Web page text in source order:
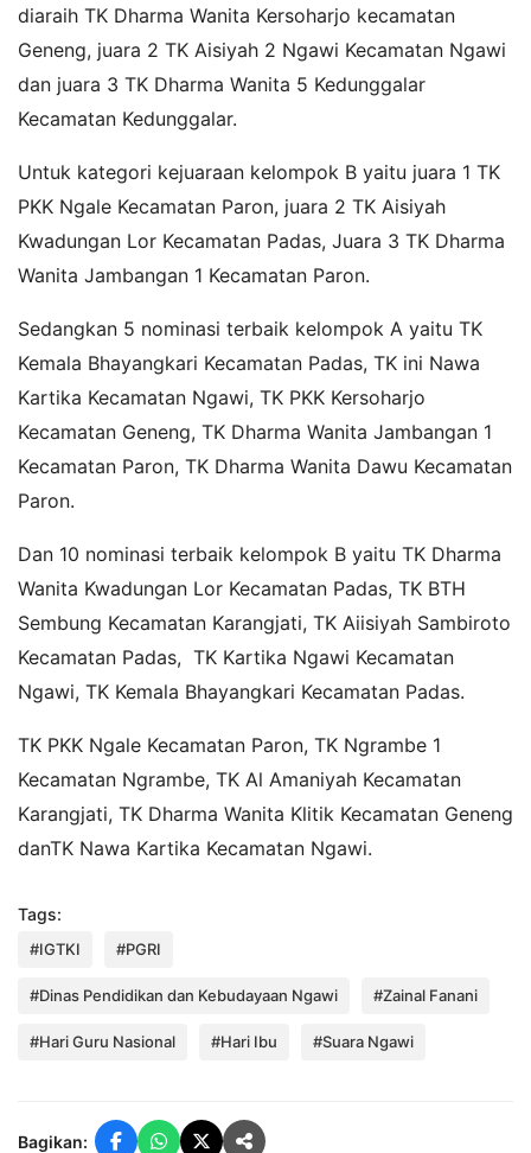
diaraih TK Dharma Wanita Kersoharjo kecamatan
Geneng, juara 2 TK Aisiyah 2 Ngawi Kecamatan Ngawi
dan juara 3 TK Dharma Wanita 5 Kedunggalar
Kecamatan Kedunggalar.
Untuk kategori kejuaraan kelompok B yaitu juara 1 TK
PKK Ngale Kecamatan Paron, juara 2 TK Aisiyah
Kwadungan Lor Kecamatan Padas, Juara 3 TK Dharma
Wanita Jambangan 1 Kecamatan Paron.
Sedangkan 5 nominasi terbaik kelompok A yaitu TK
Kemala Bhayangkari Kecamatan Padas, TK ini Nawa
Kartika Kecamatan Ngawi, TK PKK Kersoharjo
Kecamatan Geneng, TK Dharma Wanita Jambangan 1
Kecamatan Paron, TK Dharma Wanita Dawu Kecamatan
Paron.
Dan 10 nominasi terbaik kelompok B yaitu TK Dharma
Wanita Kwadungan Lor Kecamatan Padas, TK BTH
Sembung Kecamatan Karangjati, TK Aiisiyah Sambiroto
Kecamatan Padas, TK Kartika Ngawi Kecamatan
Ngawi, TK Kemala Bhayangkari Kecamatan Padas.
TK PKK Ngale Kecamatan Paron, TK Ngrambe 1
Kecamatan Ngrambe, TK Al Amaniyah Kecamatan
Karangjati, TK Dharma Wanita Klitik Kecamatan Geneng
danTK Nawa Kartika Kecamatan Ngawi.
Tags:
#IGTKI #PGRI
#Dinas Pendidikan dan Kebudayaan Ngawi #Zainal Fanani
#Hari Guru Nasional #Hari Ibu #Suara Ngawi
Bagikan: